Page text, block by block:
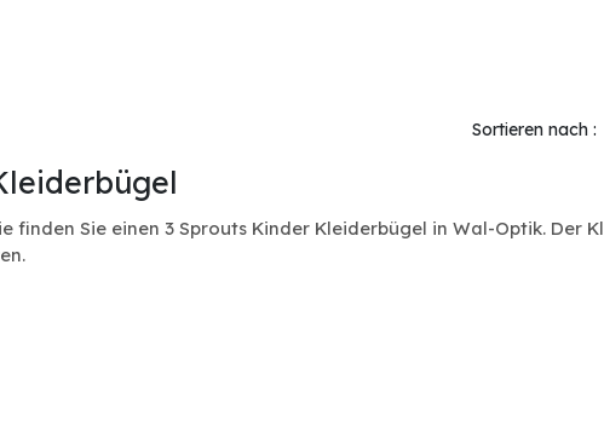
Sortieren nach :
finden Sie einen 3 Sprouts Kinder Kleiderbügel in Wal-Optik. Der